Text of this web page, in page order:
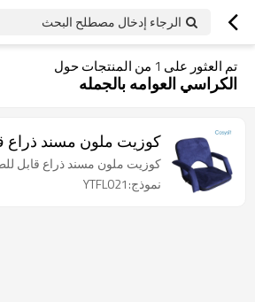
الرجاء إدخال مصطلح البحث
تم العثور على 1 من المنتجات حول
الكراسي العوامه بالجمله
كوزيت ملون مسند ذراع
كوزيت ملون مسند ذراع قابل
نموذج:YTFL021